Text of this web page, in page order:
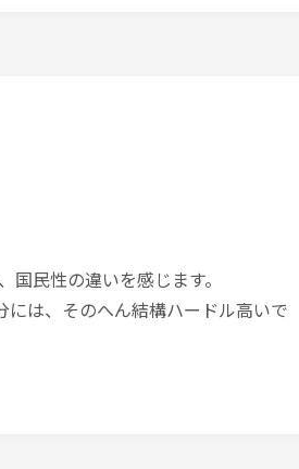
民性の違いを感じます。
は、そのへん結構ハードル高いで